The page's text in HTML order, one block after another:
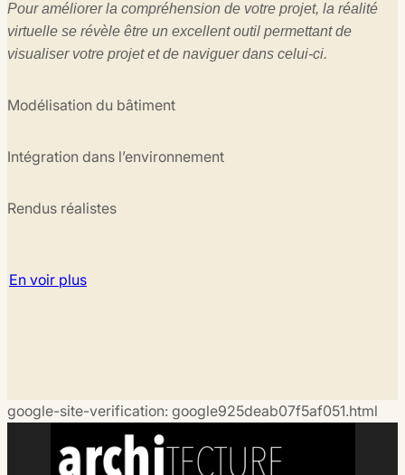
Pour améliorer la compréhension de votre projet, la réalité
virtuelle se révèle être un excellent outil permettant de
visualiser votre projet et de naviguer dans celui-ci.
Modélisation du bâtiment
Intégration dans l’environnement
Rendus réalistes
En voir plus
google-site-verification: google925deab07f5af051.html